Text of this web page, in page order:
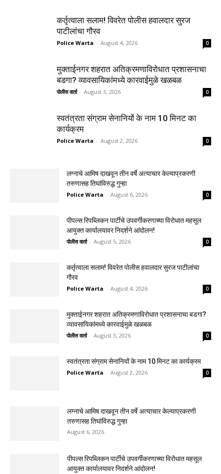
कर्तृत्वाला सलाम! विवरेत पोलीस हवालदार सुरज
पाटीलांचा गौरव
Police Warta - August 4, 2026 0
मुक्ताईनगर शहरात अतिक्रमणाविरोधात प्रशासनाचा
बडगा? व्यावसायिकांमध्ये कारवाईमुळे खळबळ
पोलीस वार्ता - August 3, 2026 0
स्वतंत्रता संग्राम सेनानियों के नाम 10 मिनट का
कार्यक्रम
Police Warta - August 2, 2026 0
लग्नाचे आमिष दाखवून तीन वर्षे अत्याचार केल्याप्रकरणी
तरुणासह तिघांविरुद्ध गुन्हा
Police Warta - August 6, 2026 0
पीपल्स रिपब्लिकन पार्टीचे उपवर्गीकरणाच्या विरोधात महसूल
आयुक्त कार्यालयावर निदर्शने आंदोलन!
पोलीस वार्ता - August 5, 2026 0
कर्तृत्वाला सलाम! विवरेत पोलीस हवालदार सुरज पाटीलांचा
गौरव
Police Warta - August 4, 2026 0
मुक्ताईनगर शहरात अतिक्रमणाविरोधात प्रशासनाचा बडगा?
व्यावसायिकांमध्ये कारवाईमुळे खळबळ
पोलीस वार्ता - August 3, 2026 0
स्वतंत्रता संग्राम सेनानियों के नाम 10 मिनट का कार्यक्रम
Police Warta - August 2, 2026 0
लग्नाचे आमिष दाखवून तीन वर्षे अत्याचार केल्याप्रकरणी
तरुणासह तिघांविरुद्ध गुन्हा
August 6, 2026
पीपल्स रिपब्लिकन पार्टीचे उपवर्गीकरणाच्या विरोधात महसूल
आयुक्त कार्यालयावर निदर्शने आंदोलन!